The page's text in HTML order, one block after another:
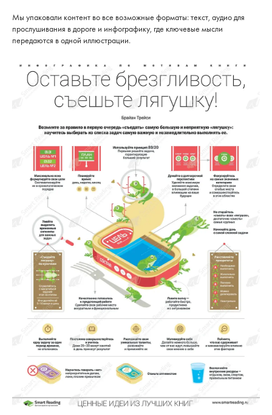
Мы упаковали контент во все возможные форматы: текст, аудио для
прослушивания в дороге и инфографику, где ключевые мысли
передаются в одной иллюстрации.